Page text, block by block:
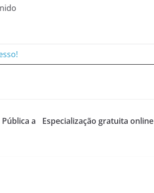
a
Especialização gratuita